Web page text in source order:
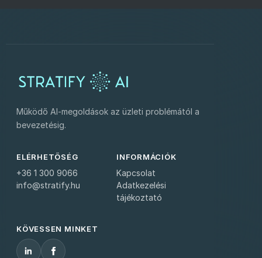
Működő AI-megoldások az üzleti problémától a
bevezetésig.
ELÉRHETŐSÉG
+36 1 300 9066
info@stratify.hu
INFORMÁCIÓK
Kapcsolat
Adatkezelési
tájékoztató
KÖVESSEN MINKET